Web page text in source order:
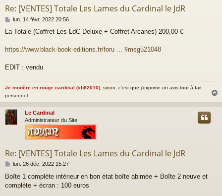
Re: [VENTES] Totale Les Lames du Cardinal le JdR
M
s
a
e
lun. 14 févr. 2022 20:56
La Totale (Coffret Les LdC Deluxe + Coffret Arcanes) 200,00 €
https://www.black-book-editions.fr/foru ... #msg521048
EDIT : vendu
Je modère en rouge cardinal (#b82010) , sinon, c'est que j'exprime un avis tout à fait
personnel…
a
Le Cardinal
Administrateur du Site
Re: [VENTES] Totale Les Lames du Cardinal le JdR
M
s
s
lun. 26 déc. 2022 15:27
Boîte 1 complète intérieur en bon état boîte abimée + Boîte 2 neuve et
complète + écran : 100 euros